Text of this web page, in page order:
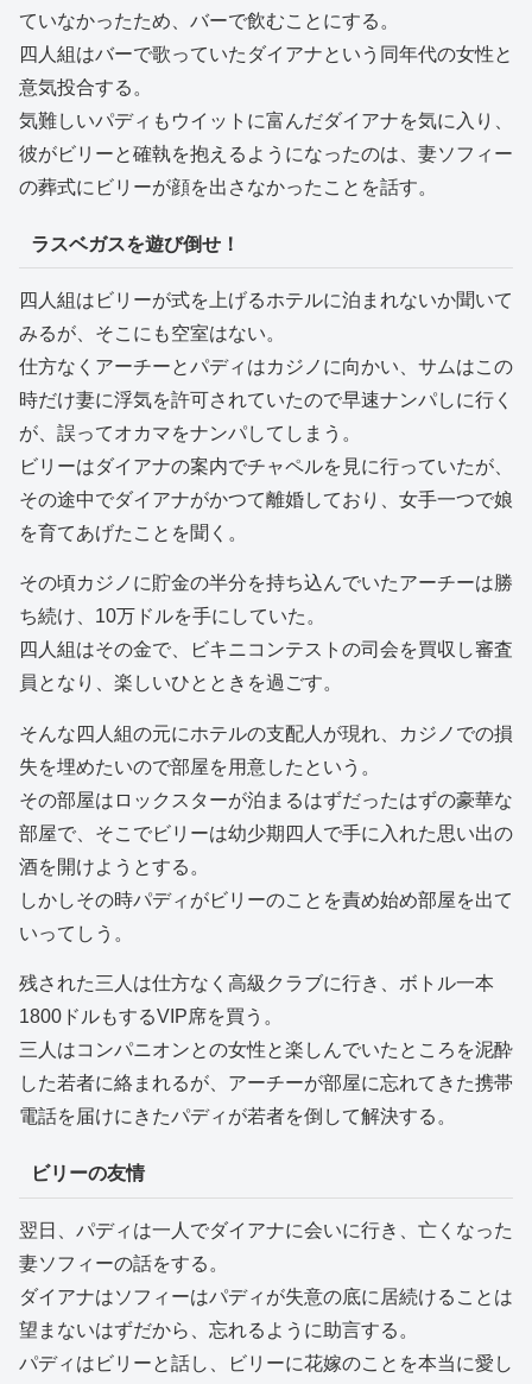
ていなかったため、バーで飲むことにする。
四人組はバーで歌っていたダイアナという同年代の女性と
意気投合する。
気難しいパディもウイットに富んだダイアナを気に入り、
彼がビリーと確執を抱えるようになったのは、妻ソフィー
の葬式にビリーが顔を出さなかったことを話す。
ラスベガスを遊び倒せ！
四人組はビリーが式を上げるホテルに泊まれないか聞いて
みるが、そこにも空室はない。
仕方なくアーチーとパディはカジノに向かい、サムはこの
時だけ妻に浮気を許可されていたので早速ナンパしに行く
が、誤ってオカマをナンパしてしまう。
ビリーはダイアナの案内でチャペルを見に行っていたが、
その途中でダイアナがかつて離婚しており、女手一つで娘
を育てあげたことを聞く。
その頃カジノに貯金の半分を持ち込んでいたアーチーは勝
ち続け、10万ドルを手にしていた。
四人組はその金で、ビキニコンテストの司会を買収し審査
員となり、楽しいひとときを過ごす。
そんな四人組の元にホテルの支配人が現れ、カジノでの損
失を埋めたいので部屋を用意したという。
その部屋はロックスターが泊まるはずだったはずの豪華な
部屋で、そこでビリーは幼少期四人で手に入れた思い出の
酒を開けようとする。
しかしその時パディがビリーのことを責め始め部屋を出て
いってしう。
残された三人は仕方なく高級クラブに行き、ボトル一本
1800ドルもするVIP席を買う。
三人はコンパニオンとの女性と楽しんでいたところを泥酔
した若者に絡まれるが、アーチーが部屋に忘れてきた携帯
電話を届けにきたパディが若者を倒して解決する。
ビリーの友情
翌日、パディは一人でダイアナに会いに行き、亡くなった
妻ソフィーの話をする。
ダイアナはソフィーはパディが失意の底に居続けることは
望まないはずだから、忘れるように助言する。
パディはビリーと話し、ビリーに花嫁のことを本当に愛し